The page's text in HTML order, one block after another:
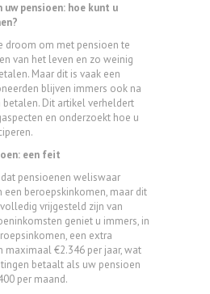
pensioen: hoe kunt u
droom om met pensioen te
van het leven en zo weinig
Maar dit is vaak een
blijven immers ook na
Dit artikel verheldert
en onderzoekt hoe u
een feit
pensioenen weliswaar
beroepskinkomen, maar dit
vrijgesteld zijn van
geniet u immers, in
een extra
maximaal €2.346 per jaar, wat
betaalt als uw pensioen
per maand.